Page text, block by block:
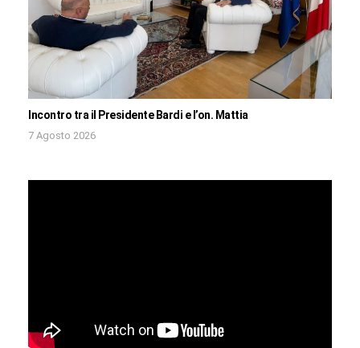
Incontro tra il Presidente Bardi e l’on. Mattia
7 Agosto 2026